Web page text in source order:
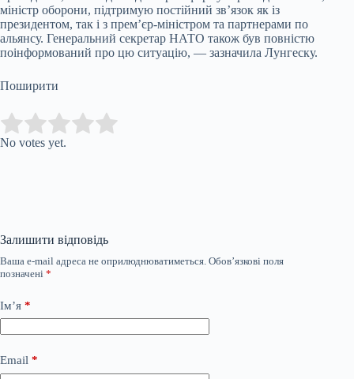
міністр оборони, підтримую постійний зв’язок як із
президентом, так і з прем’єр-міністром та партнерами по
альянсу. Генеральний секретар НАТО також був повністю
поінформований про цю ситуацію, — зазначила Лунгeску.
Поширити
Rate this item:
No votes yet.
Залишити відповідь
Ваша e-mail адреса не оприлюднюватиметься. Обов’язкові поля
позначені *
Ім’я *
Email *